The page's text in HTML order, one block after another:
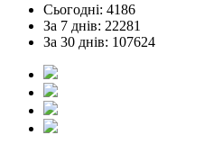
Сьогодні: 4186
За 7 днів: 22281
За 30 днів: 107624